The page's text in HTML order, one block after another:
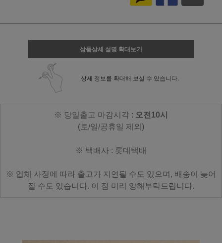
상품상세 설명 확대보기
상세 정보를 확대해 보실 수 있습니다.
※ 당일출고 마감시각 : 오전10시
(토/일/공휴일 제외)
※ 택배사 : 롯데택배
※ 업체 사정에 따라 출고가 지연될 수도 있으며, 배송이 늦어
질 수도 있습니다. 이 점 미리 양해부탁드립니다.